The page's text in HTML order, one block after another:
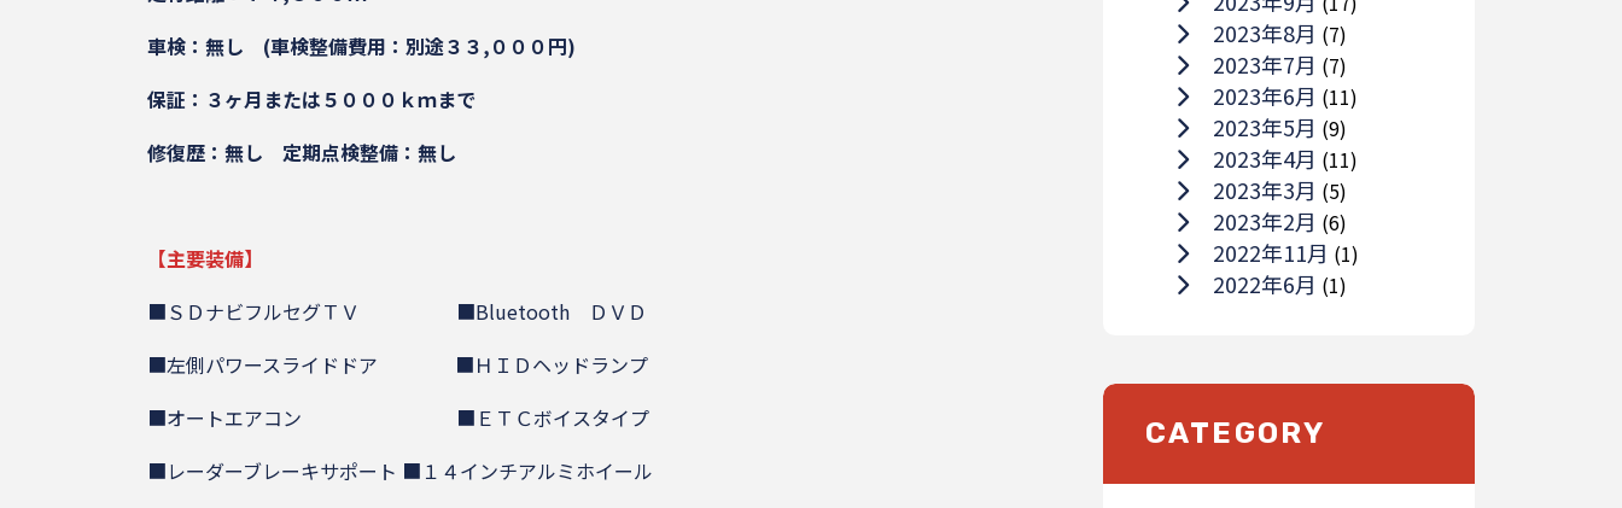
車検：無し (車検整備費用：別途３３,０００円)
保証：３ヶ月または５０００ｋｍまで
修復歴：無し
定期点検整備：無し
【主要装備】
■ＳＤナビフルセグＴＶ ■Bluetooth ＤＶＤ
■左側パワースライドドア ■ＨＩＤヘッドランプ
■オートエアコン ■ＥＴＣボイスタイプ
■レーダーブレーキサポート ■１４インチアルミホイール
2023年8月 (7)
2023年7月 (7)
2023年6月 (11)
2023年5月 (9)
2023年4月 (11)
2023年3月 (5)
2023年2月 (6)
2022年11月 (1)
2022年6月 (1)
CATEGORY